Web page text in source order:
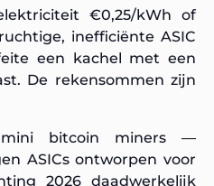
€0,25/kWh of
inefficiënte ASIC
een kachel met een
De rekensommen zijn
bitcoin miners —
ASICs ontworpen voor
2026 daadwerkelijk